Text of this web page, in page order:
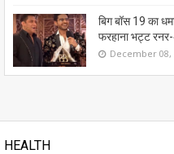
बिग बॉस 19 का
फरहाना भट्ट
December 08,
HEALTH